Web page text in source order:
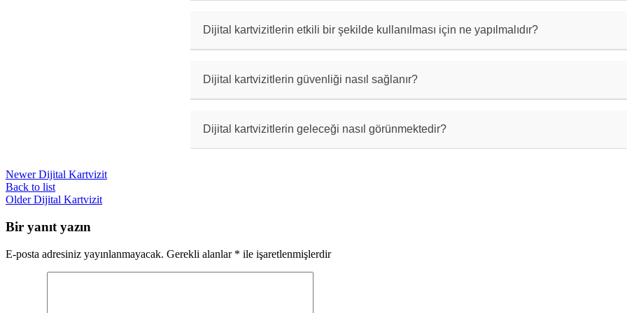
Dijital kartvizitlerin etkili bir şekilde kullanılması için ne yapılmalıdır?
Dijital kartvizitlerin güvenliği nasıl sağlanır?
Dijital kartvizitlerin geleceği nasıl görünmektedir?
Newer Dijital Kartvizit
Back to list
Older Dijital Kartvizit
Bir yanıt yazın
E-posta adresiniz yayınlanmayacak. Gerekli alanlar * ile işaretlenmişlerdir